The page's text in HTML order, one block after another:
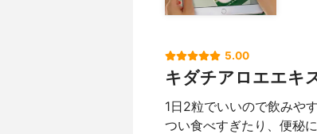
5.00
キダチアロエエキ
1日2粒でいいので飲みや
つい食べすぎたり、便秘